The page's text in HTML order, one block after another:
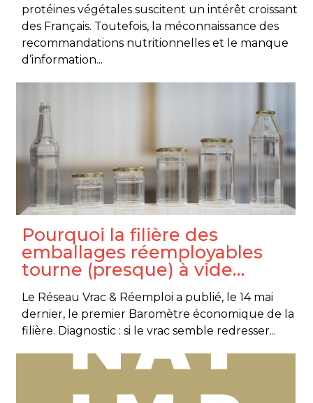
protéines végétales suscitent un intérêt croissant
des Français. Toutefois, la méconnaissance des
recommandations nutritionnelles et le manque
d’information...
Pourquoi la filière des
emballages réemployables
tourne (presque) à vide…
Le Réseau Vrac & Réemploi a publié, le 14 mai
dernier, le premier Baromètre économique de la
filière. Diagnostic : si le vrac semble redresser...